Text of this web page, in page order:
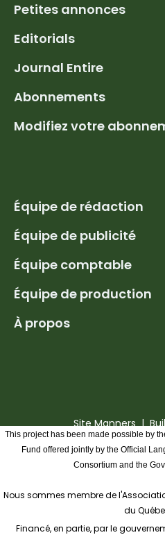
Petites annonces
Editorials
Journal Entire
Abonnements
Modifiez votre
Équipe de rédaction
Équipe de publicité
Équipe comptable
Équipe de production
À propos
Site Manners|
This project has been made possible by
Fund offered jointly by the Official
Consortium and the
Nous sommes membre de
du
Financé, en partie, par le